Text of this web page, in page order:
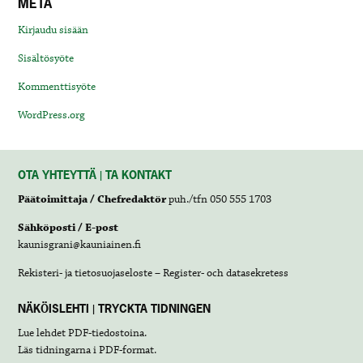
Kirjaudu sisään
Sisältösyöte
Kommenttisyöte
WordPress.org
OTA YHTEYTTÄ | TA KONTAKT
Päätoimittaja / Chefredaktörpuh./tfn 050 555 1703
Sähköposti / E-post
kaunisgrani@kauniainen.fi
Rekisteri- ja tietosuojaseloste – Register- och datasekretess
NÄKÖISLEHTI | TRYCKTA TIDNINGEN
Lue lehdetPDF-tiedostoina.
Läs tidningarna iPDF-format.